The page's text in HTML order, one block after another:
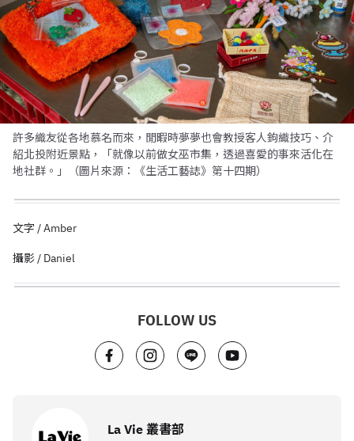
許多織友從各地慕名而來，閒暇時夢夢也會教授客人鉤織技巧、介
紹北投附近景點，「就像以前做女巫市集，透過喜愛的事來活化在
地社群。」（圖片來源：《生活工藝誌》第十四期）
文字 / Amber
攝影 / Daniel
FOLLOW US
La Vie 叢書部